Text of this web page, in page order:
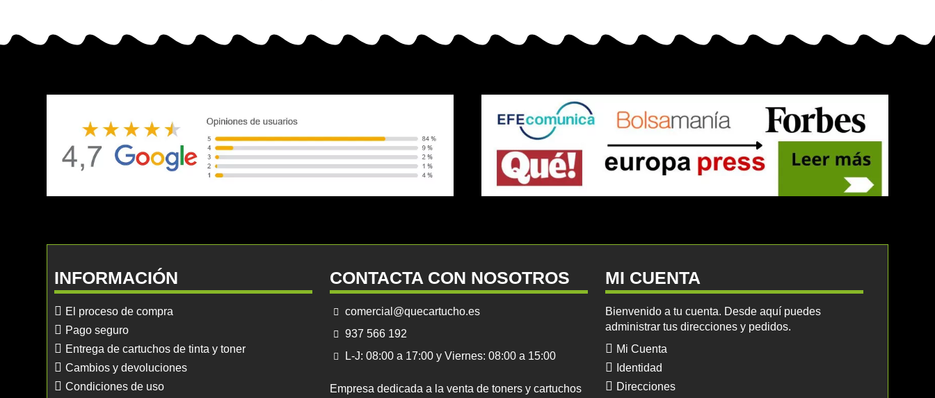
INFORMACIÓN
El proceso de compra
Pago seguro
Entrega de cartuchos de tinta y toner
Cambios y devoluciones
Condiciones de uso
CONTACTA CON NOSOTROS
comercial@quecartucho.es
937 566 192
L-J: 08:00 a 17:00 y Viernes: 08:00 a 15:00
Empresa dedicada a la venta de toners y cartuchos
MI CUENTA
Bienvenido a tu cuenta. Desde aquí puedes
administrar tus direcciones y pedidos.
Mi Cuenta
Identidad
Direcciones